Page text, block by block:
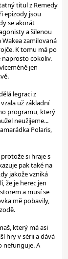
titul z Remedy
epizody jsou
se akorát
a šílenou
zamilovaná
K tomu má po
naprosto cokoliv.
jen
legraci z
už základní
programu, který
neužijeme...
Polaris,
si hraje s
pak také na
jakože vzniká
že je herec jen
a musí se
mě pobavily,
který má asi
hry v sérii a dává
nefunguje. A